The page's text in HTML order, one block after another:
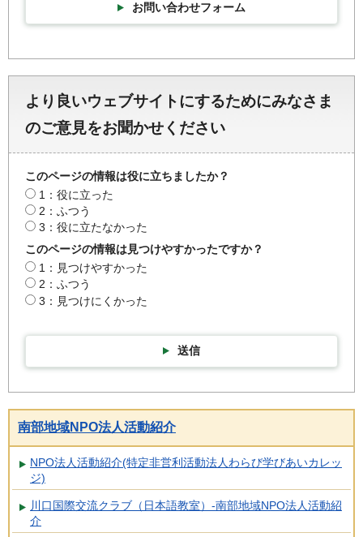
お問い合わせフォーム
より良いウェブサイトにするためにみなさま
のご意見をお聞かせください
このページの情報は役に立ちましたか？
1：役に立った
2：ふつう
3：役に立たなかった
このページの情報は見つけやすかったですか？
1：見つけやすかった
2：ふつう
3：見つけにくかった
送信
南部地域NPO法人活動紹介
NPO法人活動紹介(特定非営利活動法人わらび学びあいカレッ
ジ)
川口国際交流クラブ（日本語教室）-南部地域NPO法人活動紹
介